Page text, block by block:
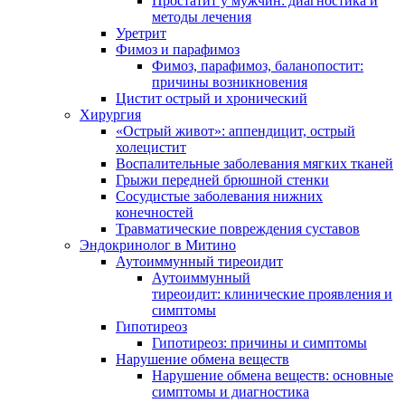
методы лечения
Уретрит
Фимоз и парафимоз
Фимоз, парафимоз, баланопостит:
причины возникновения
Цистит острый и хронический
Хирургия
«Острый живот»: аппендицит, острый
холецистит
Воспалительные заболевания мягких тканей
Грыжи передней брюшной стенки
Сосудистые заболевания нижних
конечностей
Травматические повреждения суставов
Эндокринолог в Митино
Аутоиммунный тиреоидит
Аутоиммунный
тиреоидит: клинические проявления и
симптомы
Гипотиреоз
Гипотиреоз: причины и симптомы
Нарушение обмена веществ
Нарушение обмена веществ: основные
симптомы и диагностика